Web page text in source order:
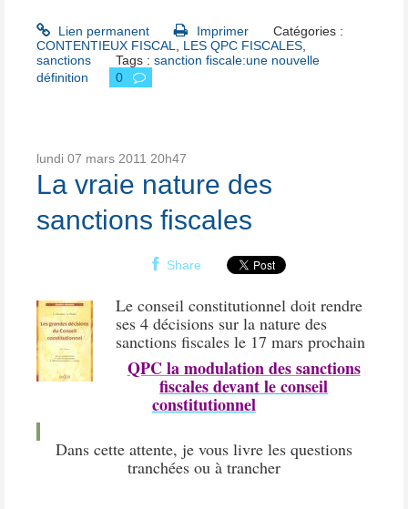
Lien permanent Imprimer
Catégories :
CONTENTIEUX FISCAL
LES QPC FISCALES
sanctions
Tags :sanction fiscale:une nouvelle
définition
0
lundi 07 mars 2011 20h47
La vraie nature des
sanctions fiscales
Share
Le conseil constitutionnel doit rendre
ses 4 décisions sur la nature des
sanctions fiscales le 17 mars prochain
QPC la modulation des sanctions
fiscales devant le conseil
constitutionnel
Dans cette attente, je vous livre les questions
tranchées ou à trancher